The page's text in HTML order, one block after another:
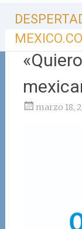
contenido
marzo 18,